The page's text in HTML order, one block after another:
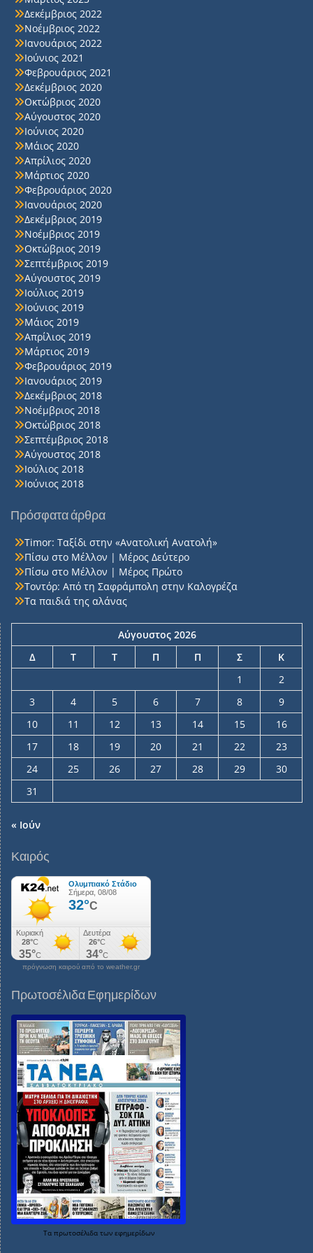
Δεκέμβριος 2022
Νοέμβριος 2022
Ιανουάριος 2022
Ιούνιος 2021
Φεβρουάριος 2021
Δεκέμβριος 2020
Οκτώβριος 2020
Αύγουστος 2020
Ιούνιος 2020
Μάιος 2020
Απρίλιος 2020
Μάρτιος 2020
Φεβρουάριος 2020
Ιανουάριος 2020
Δεκέμβριος 2019
Νοέμβριος 2019
Οκτώβριος 2019
Σεπτέμβριος 2019
Αύγουστος 2019
Ιούλιος 2019
Ιούνιος 2019
Μάιος 2019
Απρίλιος 2019
Μάρτιος 2019
Φεβρουάριος 2019
Ιανουάριος 2019
Δεκέμβριος 2018
Νοέμβριος 2018
Οκτώβριος 2018
Σεπτέμβριος 2018
Αύγουστος 2018
Ιούλιος 2018
Ιούνιος 2018
Πρόσφατα άρθρα
Timor: Ταξίδι στην «Ανατολική Ανατολή»
Πίσω στο Μέλλον | Μέρος Δεύτερο
Πίσω στο Μέλλον | Μέρος Πρώτο
Τοντόρ: Από τη Σαφράμπολη στην Καλογρέζα
Τα παιδιά της αλάνας
Αύγουστος 2026
Δ
Τ Τ Π Π Σ
Κ
1
2
3
4 5 6 7 8
9
10
11 12 13 14 15
16
17
18 19 20 21 22
23
24
25 26 27 28 29
30
31
« Ιούν
Καιρός
πρόγνωση καιρού από το weather.gr
Πρωτοσέλιδα Εφημερίδων
Τα πρωτοσέλιδα των εφημερίδων